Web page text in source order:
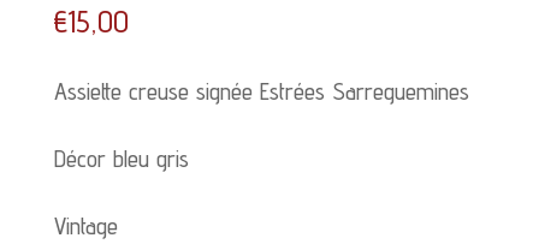
€15,00
Assiette creuse signée Estrées Sarreguemines
Décor bleu gris
Vintage